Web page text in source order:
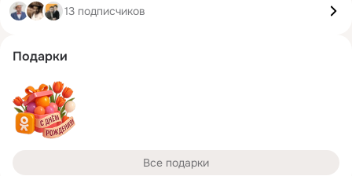
13 подписчиков
Подарки
Все подарки